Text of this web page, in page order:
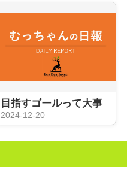
目指すゴールって大事
2024-12-20